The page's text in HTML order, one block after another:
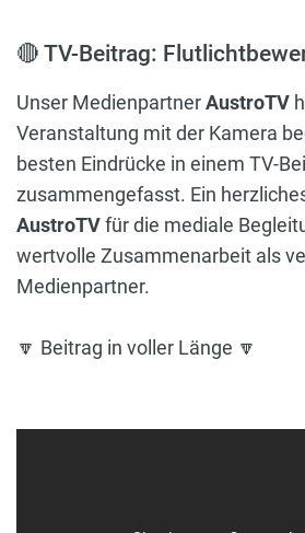
🔴 TV-Beitrag:
Unser MedienpartnerAustroTV
Veranstaltung mit der Kamera
besten Eindrücke in einem TV-
zusammengefasst. Ein
AustroTVfür die mediale
wertvolle Zusammenarbeit als
Medienpartner.
🔽 Beitrag in voller Länge 🔽